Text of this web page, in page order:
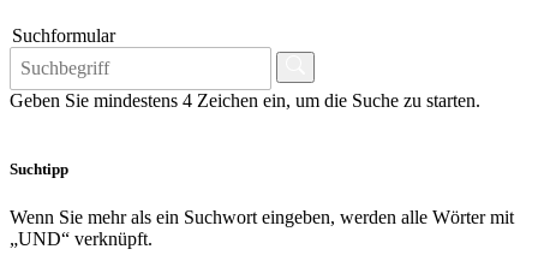
Suchformular
Geben Sie mindestens 4 Zeichen ein, um die Suche zu starten.
Suchtipp
Wenn Sie mehr als ein Suchwort eingeben, werden alle Wörter mit
„UND“ verknüpft.